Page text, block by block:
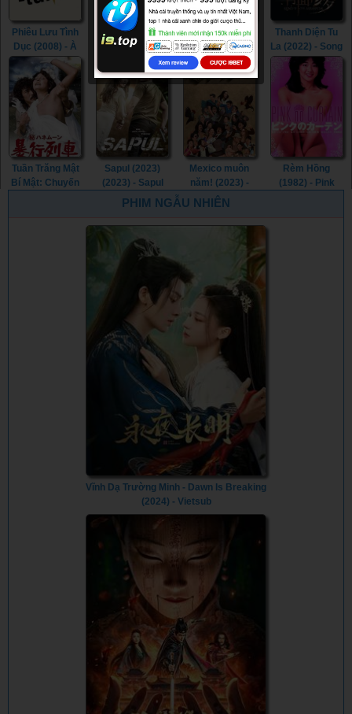
Phiêu Lưu Tình
Dục (2008) - À
l’aventure
(2008)
Nô Lệ Tình Dục
(2013) - Sweet
Whip (2013)
Tri Kỷ (2023) -
Soulmate (2023)
Thanh Diện Tu
La (2022) - Song
of the
Assassins
(2022)
Tuần Trăng Mật
Bí Mật: Chuyến
Sapul (2023)
(2023) - Sapul
(2023) (2023)
Mexico muôn
năm! (2023) -
¡Que Viva
Rèm Hồng
(1982) - Pink
PHIM NGẪU NHIÊN
Vĩnh Dạ Trường Minh - Dawn Is Breaking
(2024) - Vietsub